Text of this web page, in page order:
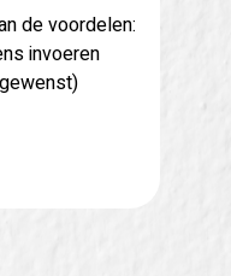
de voordelen:
invoeren